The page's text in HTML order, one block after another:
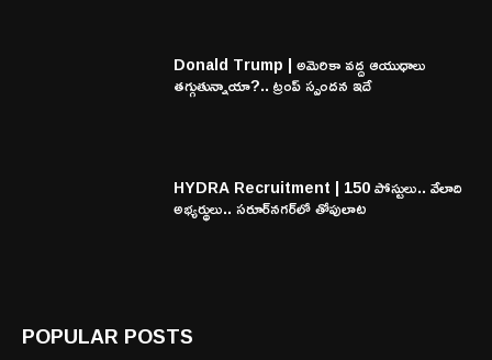
Donald Trump | అమెరికా వద్ద ఆయుధాలు
తగ్గుతున్నాయా?.. ట్రంప్ స్పందన ఇదే
HYDRA Recruitment | 150 పోస్టులు.. వేలాది
అభ్యర్థులు.. సరూర్‌నగర్‌లో తోపులాట
POPULAR POSTS